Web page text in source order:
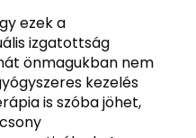
ezek a
izgatottság
önmagukban nem
kezelés
is szóba jöhet,